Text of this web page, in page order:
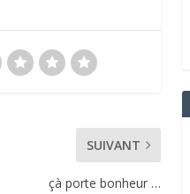
SUIVANT
çà porte bonheur …